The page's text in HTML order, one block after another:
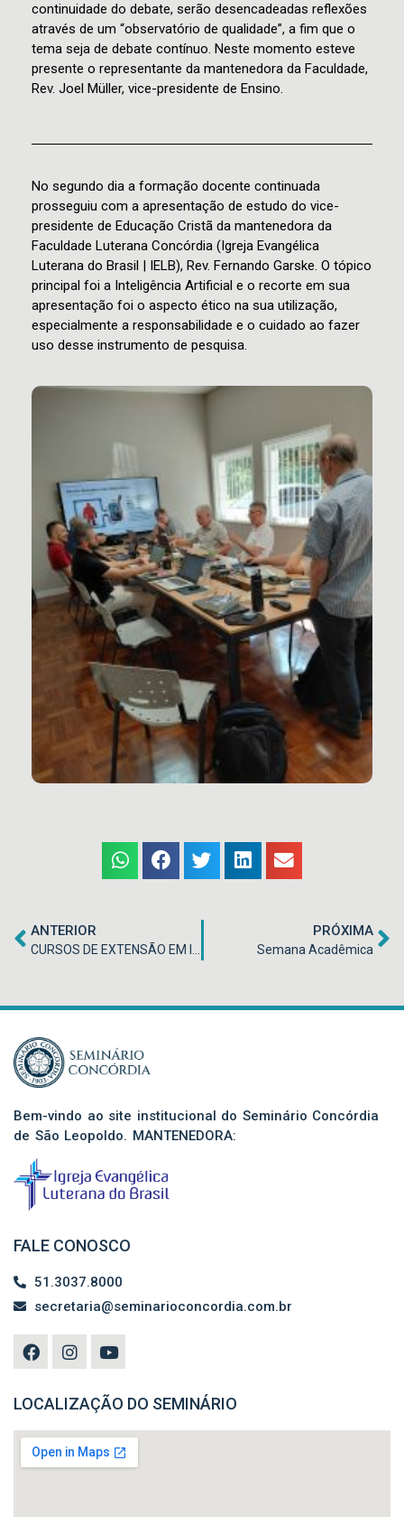
continuidade do debate, serão desencadeadas reflexões
através de um “observatório de qualidade”, a fim que o
tema seja de debate contínuo. Neste momento esteve
presente o representante da mantenedora da Faculdade,
Rev. Joel Müller, vice-presidente de Ensino.
No segundo dia a formação docente continuada
prosseguiu com a apresentação de estudo do vice-
presidente de Educação Cristã da mantenedora da
Faculdade Luterana Concórdia (Igreja Evangélica
Luterana do Brasil | IELB), Rev. Fernando Garske. O tópico
principal foi a Inteligência Artificial e o recorte em sua
apresentação foi o aspecto ético na sua utilização,
especialmente a responsabilidade e o cuidado ao fazer
uso desse instrumento de pesquisa.
ANTERIOR PRÓXIMA
Semana Acadêmica
Bem-vindo ao site institucional do Seminário Concórdia
de São Leopoldo. MANTENEDORA:
FALE CONOSCO
51.3037.8000
secretaria@seminarioconcordia.com.br
LOCALIZAÇÃO DO SEMINÁRIO